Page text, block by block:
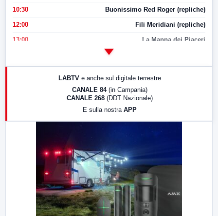
10:30 Buonissimo Red Roger (repliche)
12:00 Fili Meridiani (repliche)
13:00 La Mappa dei Piaceri
LABTV e anche sul digitale terrestre
CANALE 84 (in Campania)
CANALE 268 (DDT Nazionale)
E sulla nostra APP